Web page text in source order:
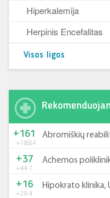
Hiperkalemija
Herpinis Encefalitas
Visos ligos
+185-24
+161 Abromiškių
+44-7
+37 Achemos
+20-4
+16 Hipokrato klinika,